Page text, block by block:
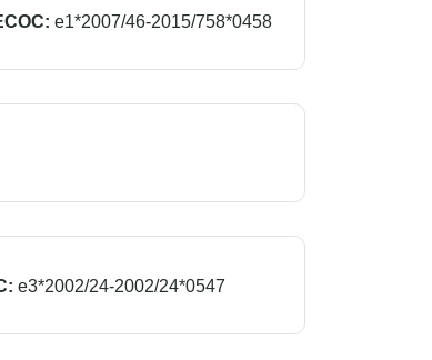
e1*2007/46-2015/758*0458
e3*2002/24-2002/24*0547